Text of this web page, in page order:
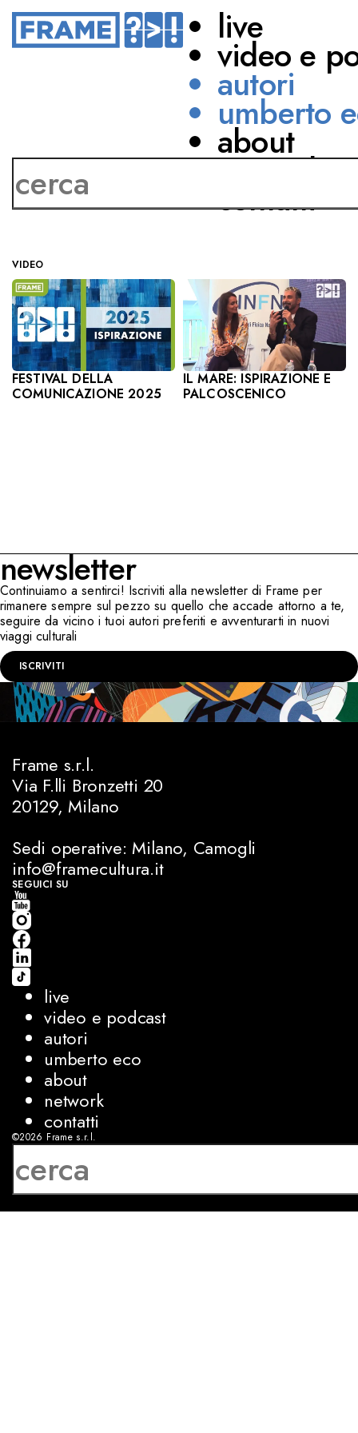
live
video e
autori
umberto
about
network
contatti
Giovanna Loi
VIDEO
FESTIVAL DELLA
COMUNICAZIONE 2025
IL MARE: ISPIRAZIONE E
PALCOSCENICO
newsletter
Continuiamo a sentirci! Iscriviti alla newsletter di Frame per
rimanere sempre sul pezzo su quello che accade attorno a te,
seguire da vicino i tuoi autori preferiti e avventurarti in nuovi
viaggi culturali
ISCRIVITI
Frame s.r.l.
Via F.lli Bronzetti 20
20129, Milano
Sedi operative: Milano, Camogli
info@framecultura.it
SEGUICI SU
live
video e podcast
autori
umberto eco
about
network
contatti
©2026 Frame s.r.l.
P.IVA 08927250962
sviluppo:Luca Bunino